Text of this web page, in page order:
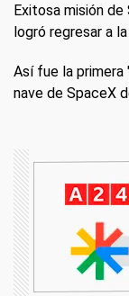
Exitosa misión
logró regresar a
Así fue la primera
nave de SpaceX